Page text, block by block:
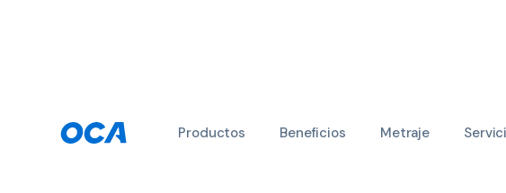
Productos Beneficios Metraje